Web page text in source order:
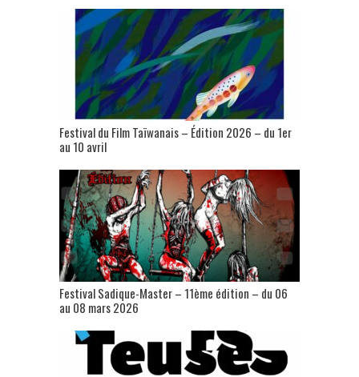
Festival du Film Taïwanais – Édition 2026 – du 1er
au 10 avril
Festival Sadique-Master – 11ème édition – du 06
au 08 mars 2026